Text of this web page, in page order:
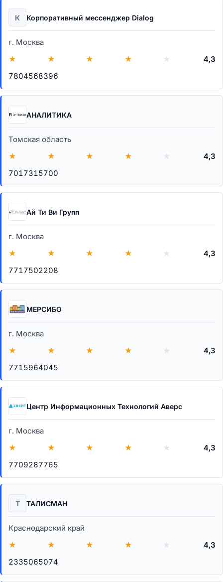
К Корпоративный мессенджер Dialog
г. Москва
★
★ ★ ★ ★
4,3
7804568396
АНАЛИТИКА
Томская область
★
★ ★ ★ ★
4,3
7017315700
Ай Ти Ви Групп
г. Москва
★
★ ★ ★ ★
4,3
7717502208
МЕРСИБО
г. Москва
★
★ ★ ★ ★
4,3
7715964045
Центр Информационных Технологий Аверс
г. Москва
★
★ ★ ★ ★
4,3
7709287765
Т ТАЛИСМАН
Краснодарский край
★
★ ★ ★ ★
4,3
2335065074